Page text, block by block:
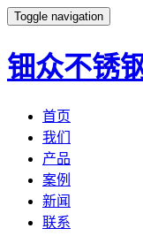
Toggle navigation
钿众不锈
首页
我们
产品
案例
新闻
联系